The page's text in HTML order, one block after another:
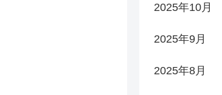
2025年10月
2025年9月
2025年8月